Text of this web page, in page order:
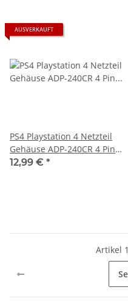
AUSVERKAUFT
PS4 Playstation 4 Netzteil
Gehäuse ADP-240CR 4 Pin
Version - Power Supply
12,99 € *
Artikel